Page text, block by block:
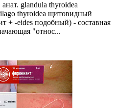
glandula thyroidea
thyroidea щитовидный
+ -eides подобный) - составная
"относ...